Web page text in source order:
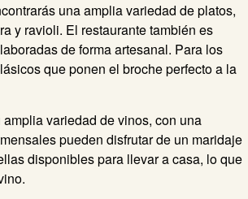
una amplia variedad de platos,
y ravioli. El restaurante también es
de forma artesanal. Para los
que ponen el broche perfecto a la
variedad de vinos, con una
pueden disfrutar de un maridaje
disponibles para llevar a casa, lo que